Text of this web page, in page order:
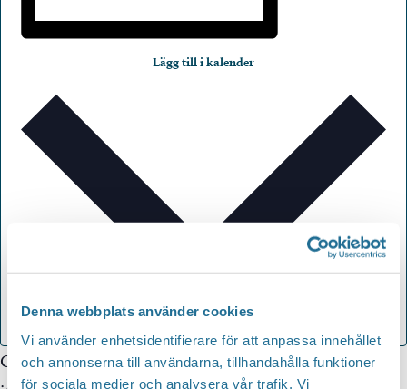
Denna webbplats använder cookies
Vi använder enhetsidentifierare för att anpassa innehållet
och annonserna till användarna, tillhandahålla funktioner
för sociala medier och analysera vår trafik. Vi
Lägg till i kalender
Google Kalender